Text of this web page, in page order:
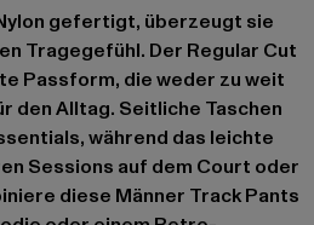
gefertigt, überzeugt sie
Tragegefühl. Der Regular Cut
Passform, die weder zu weit
den Alltag. Seitliche Taschen
während das leichte
Sessions auf dem Court oder
diese Männer Track Pants